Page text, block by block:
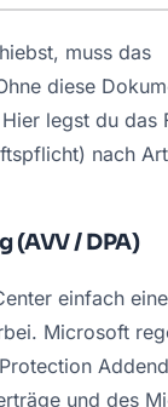
muss das
diese
legst du das
/ DPA)
einfach
Microsoft
und des